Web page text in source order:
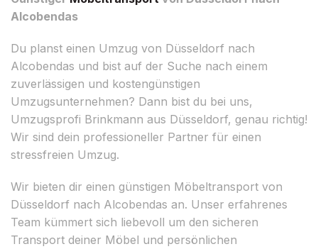
Alcobendas
Du planst einen Umzug von Düsseldorf nach
Alcobendas und bist auf der Suche nach einem
zuverlässigen und kostengünstigen
Umzugsunternehmen? Dann bist du bei uns,
Umzugsprofi Brinkmann aus Düsseldorf, genau richtig!
Wir sind dein professioneller Partner für einen
stressfreien Umzug.
Wir bieten dir einen günstigen Möbeltransport von
Düsseldorf nach Alcobendas an. Unser erfahrenes
Team kümmert sich liebevoll um den sicheren
Transport deiner Möbel und persönlichen